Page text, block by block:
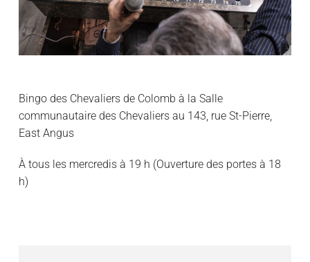
Bingo des Chevaliers de Colomb à la Salle
communautaire des Chevaliers au 143, rue St-Pierre,
East Angus
À tous les mercredis à 19 h (Ouverture des portes à 18
h)